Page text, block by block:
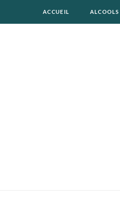
ACCUEIL ALCOOLS